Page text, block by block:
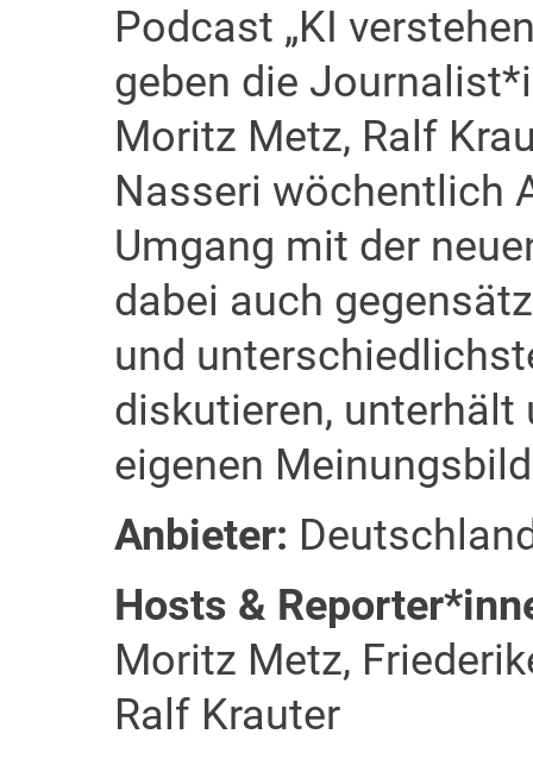
Podcast „KI
geben die
Moritz Metz, Ralf
Nasseri wöchentlich
Umgang mit der
dabei auch
und
diskutieren,
eigenen
Anbieter:
Hosts &
Moritz Metz,
Ralf Krauter